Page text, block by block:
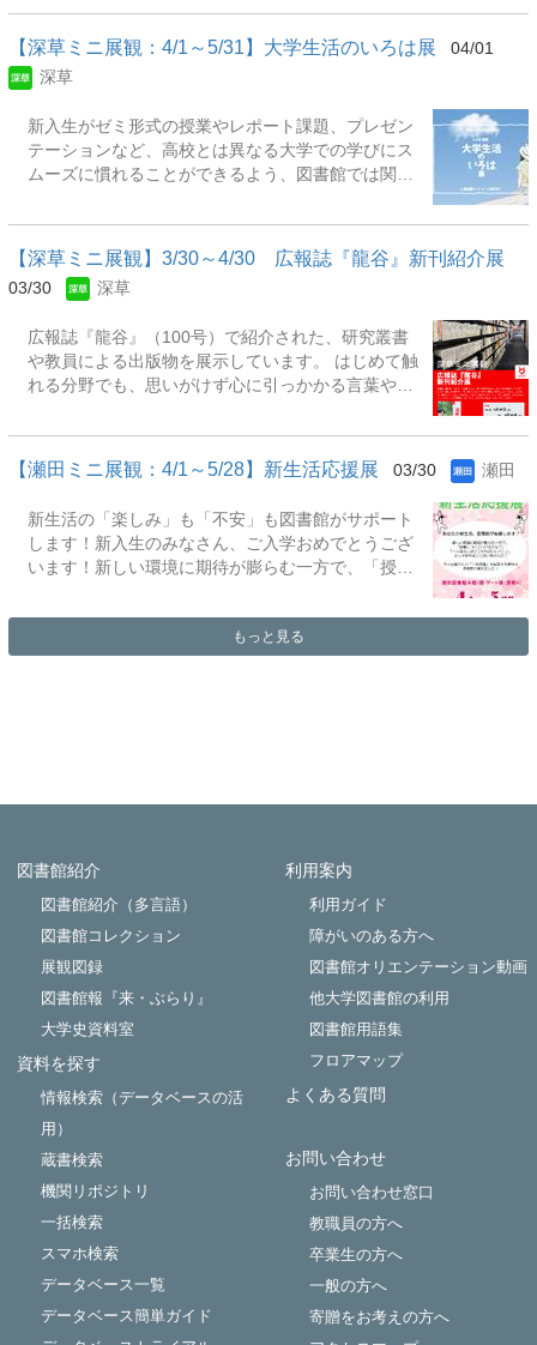
ください） 展示期間：2026年4月1日（水）～2026
年5月31日（日）展示場所：瀬田図書館 本館１階
展観Ｅ(リブアドカウンター横) 主な展示資料： 『米
農家 石井稔の仕事 : 苦労の数だけ、人生は実る』
『農家 金子美登の仕事 : 命の農場で、土に生きる』
『猟師久保俊治の仕事 : 独り、山の王者に挑む』
『自動車エンジン開発人見光夫の仕事 : "振り切る先
に、未来がある"』 『吹奏楽部音楽監督藤重佳久の
る資料など、実践的な内容の図書を幅広く取り揃え
ています。「企業研究」「応募・面接対策」「資
格・スキル」などのジャンルごとに分けて並べてい
るので、探しやすく、また手に取りやすい展示とな
予定です。最新の情報や時代の動向にあわせた資料
を集めています。ぜひご覧いただき、今後の就職活
動にお役立てください。 展示期間：2026年4月1日
コーナーA(和顔館2階新着図書コーナー横)【主な展
示資料】『何になりたいかわからないけど就活を始
めるあなたへ : まず自己分析をやめるとうまくい
く』 辻井啓作著. -- 高陵社書店, 2014『関西で長く
つ』 日刊工業新聞特別取材班編. -- 日刊工業新聞
社, 2019『文系学生のための企業研究 : 自分に合う
業界・企業を見つけよう』 富樫佳織著. -- 中央経
【深草ミニ展観：4/1～5/31】大学生活のいろは展
04/01
深草
新入生がゼミ形式の授業やレポート課題、プレゼン
テーションなど、高校とは異なる大学での学びにス
ムーズに慣れることができるよう、図書館では関連
論文の書き方や発表方法、Word・ExcelなどのPCソ
フトの操作方法といった学修に役立つ資料のほか、
大学生活全般に活かせる資料も幅広く紹介します。
さらに、一人暮らしや自炊のコツなど、新生活をサ
ちろん、在学生の皆さんにもご活用いただける内容
となっていますので、ぜひご覧ください。展示期
間：2026年4月1日(水)～2026年5月31日(日) 場
料】『大学1年生のためのレポート・論文作成法 : 書
く意義に気づく15回のライティング講義』 大峰光
博, 奥本正編集. -- 第3版. -- ふくろう出版, 2024『は
じめてでも、ふたたびでも、これならできる!レポー
ト・論文のまとめ方』 新田誠吾著. -- すばる舎,
2019『失敗から学ぶ大学生のレポート作成法』 近
藤裕子, 由井恭子, 春日美穂著. -- 第2版. -- ひつじ書
【深草ミニ展観】3/30～4/30 広報誌『龍谷』 新刊紹介展
03/30 深草
広報誌『龍谷』（100号）で紹介された、研究叢書
や教員による出版物を展示しています。 はじめて触
れる分野でも、思いがけず心に引っかかる言葉や視
時間から、新しい興味が広がっていく&hellip;そんな
展示になればうれしく思います。どうぞ気軽にお手
に取り、大学の知の世界にふれてみてください。開
催場所：深草図書館和顔館2階 展示コーナーC（旧
受付カウンター前）
【瀬田ミニ展観：4/1～5/28】新生活応援展 03/30 瀬田
新生活の「楽しみ」も「不安」も図書館がサポート
します！新入生のみなさん、ご入学おめでとうござ
います！新しい環境に期待が膨らむ一方で、「授業
いい？」と、少し不安を感じてはいませんか？瀬田
図書館では、そんな皆さんの「一歩前進」を応援す
来館を心よりお待ちしております！ 展示期間：
展示資料『大学4年間で絶対やっておくべきこと』
『生成AIを活用したレポート・論文の書き方』『ひ
とり暮らしで知りたいことが全部のってる本』『世
界のエリートがやっている最高の休息法』『なぜこ
の人と「また」話したくなるのか』
もっと見る
図書館紹介
図書館紹介（多言語）
図書館コレクション
展観図録
図書館報『来・ぶらり』
大学史資料室
資料を探す
情報検索（データベースの活
用）
蔵書検索
機関リポジトリ
一括検索
スマホ検索
データベース一覧
データベース簡単ガイド
利用案内
利用ガイド
障がいのある方へ
図書館オリエンテーション動画
他大学図書館の利用
図書館用語集
フロアマップ
よくある質問
お問い合わせ
お問い合わせ窓口
教職員の方へ
卒業生の方へ
一般の方へ
寄贈をお考えの方へ
Powered by NetCommons